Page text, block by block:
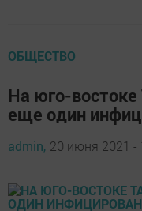
ОБЩЕСТВО
На юго-
еще один
admin, 20 июня 2021 -